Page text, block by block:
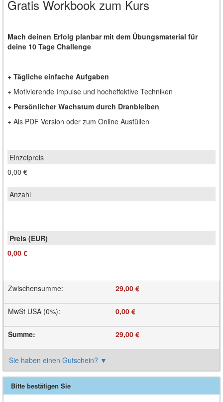
Gratis Workbook zum Kurs
Mach deinen Erfolg planbar mit dem Übungsmaterial für
deine 10 Tage Challenge
+ Tägliche einfache Aufgaben
+ Motivierende Impulse und hocheffektive Techniken
+ Persönlicher Wachstum durch Dranbleiben
+ Als PDF Version oder zum Online Ausfüllen
0,00 €
0,00 €
Zwischensumme: 29,00 €
MwSt USA (0%): 0,00 €
Summe: 29,00 €
Sie haben einen Gutschein? ▼
Bitte bestätigen Sie